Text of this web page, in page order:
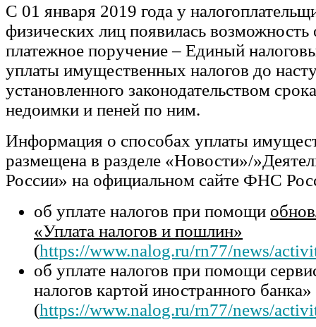
C 01 января 2019 года у
физических лиц появилась
платежное поручение – Единый
уплаты имущественных налогов до
установленного законодательством
недоимки и пеней по ним.
Информация о способах уплаты
размещена в разделе «Новости»/
России» на официальном сайте ФНС
об уплате налогов при помощи
«Уплата налогов и пошлин»
(https://www.nalog.ru/rn77/news/
об уплате налогов при помощи
налогов картой иностранного банка»
(https://www.nalog.ru/rn77/news/